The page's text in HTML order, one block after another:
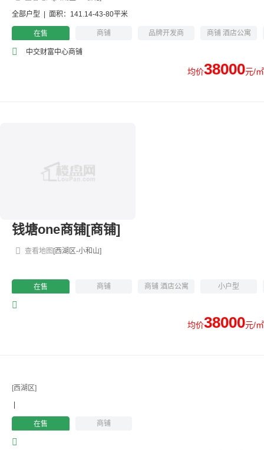
全部户型
面积：141.14-43-80平米
在售 商铺 品牌开发商
商铺 酒店公寓
中交财富中心商铺
均价38000元/㎡
钱塘one商铺[商铺]
[西湖区-小和山]
查看地图
在售 商铺 商铺 酒店公寓 小户型
均价38000元/㎡
[西湖区]
在售 商铺